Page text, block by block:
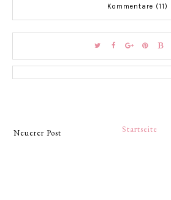
Kommentare (11)
Neuerer Post Startseite